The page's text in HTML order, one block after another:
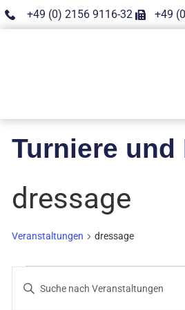
+49 (0) 2156 9116-32 +49
Turniere und
dressage
Veranstaltungen dressage
Veranstaltungen
Bitte
Schlüsselwort